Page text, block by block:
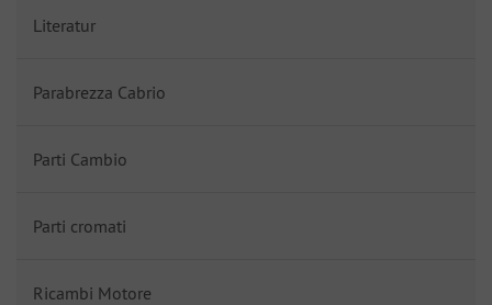
Literatur
Parabrezza Cabrio
Parti Cambio
Parti cromati
Ricambi Motore